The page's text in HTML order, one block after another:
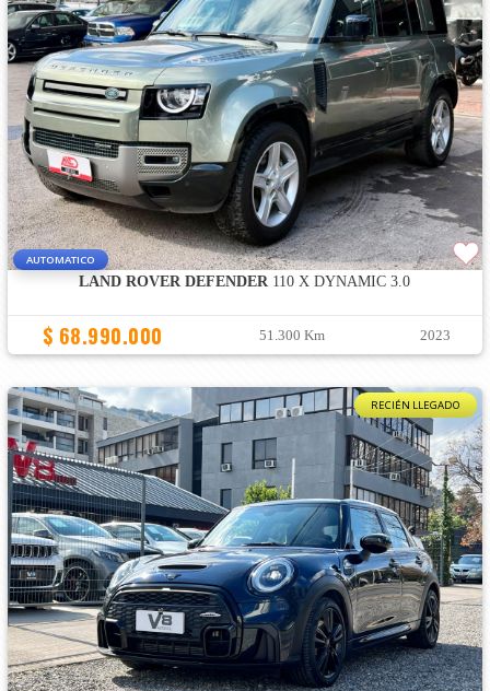
AUTOMATICO
LAND ROVER DEFENDER110 X DYNAMIC 3.0
$ 68.990.000 51.300 Km 2023
RECIÉN LLEGADO